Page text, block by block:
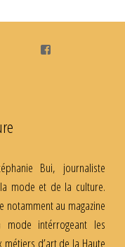
Bui, journaliste
mode et de la culture.
notamment au magazine
mode intérrogeant les
d’art de la Haute